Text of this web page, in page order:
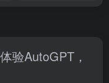
验AutoGPT，